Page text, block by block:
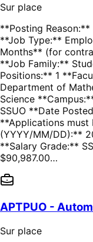
Sur place
**Posting
**Job Type:**
Months** (for
**Job Family:**
Positions:** 1
Department of
Science
SSUO **Date
**Applications must
(YYYY/MM/DD):**
**Salary Grade:**
$90,987.00…
APTPUO -
Sur place